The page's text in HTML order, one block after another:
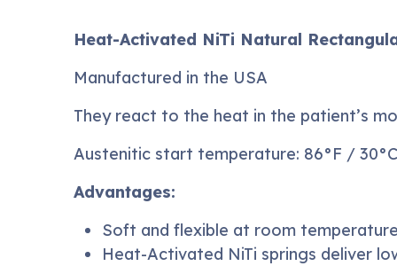
Heat-Activated NiTi Natural
Manufactured in the USA
They react to the heat in the patient’s
Austenitic start temperature: 86°F /
Advantages:
Soft and flexible at room
Heat-Activated NiTi springs deliver